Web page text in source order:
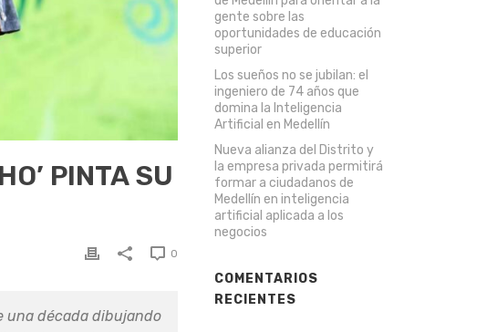
PINTA SU
0
una década dibujando
gente sobre las
oportunidades de educación
superior
Los sueños no se jubilan: el
ingeniero de 74 años que
domina la Inteligencia
Artificial en Medellín
Nueva alianza del Distrito y
la empresa privada permitirá
formar a ciudadanos de
Medellín en inteligencia
artificial aplicada a los
negocios
COMENTARIOS
RECIENTES